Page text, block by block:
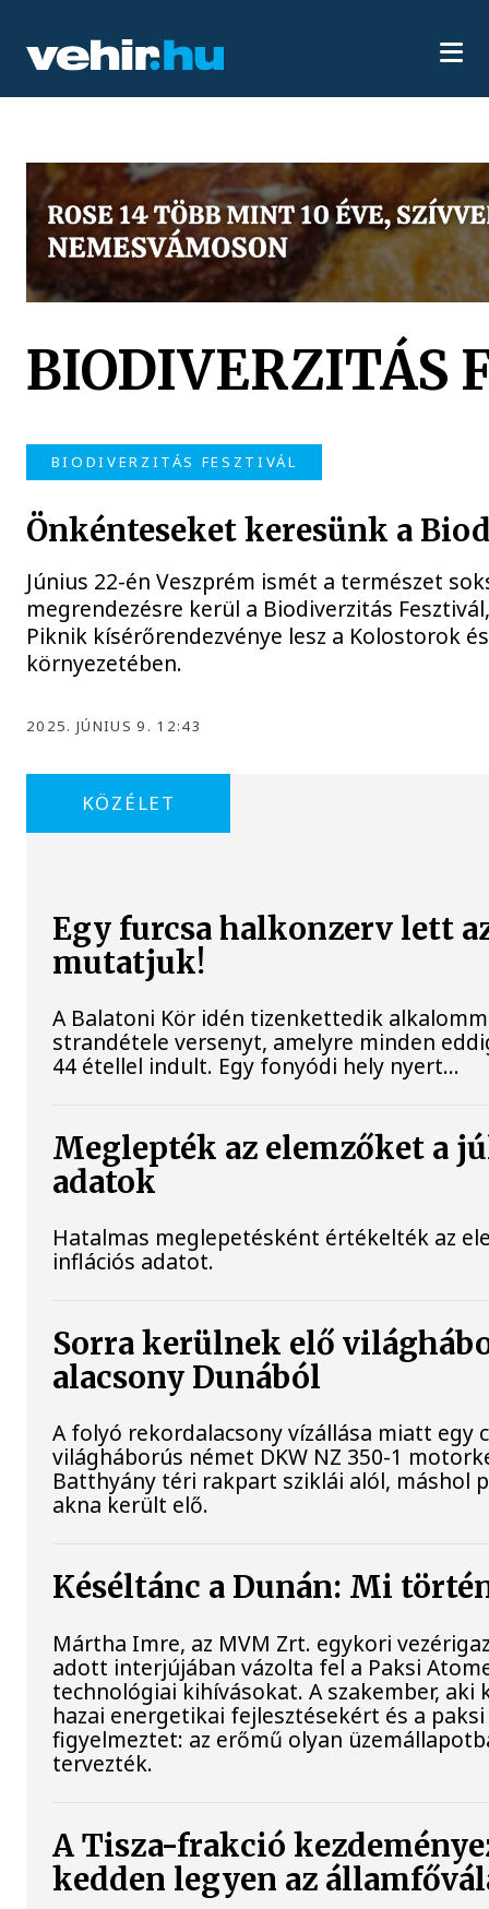
BIODIVERZITÁS
BIODIVERZITÁS FESZTIVÁL
Önkénteseket keresünk a
Június 22-én Veszprém ismét a természet
megrendezésre kerül a Biodiverzitás
Piknik kísérőrendezvénye lesz a Kolostorok
környezetében.
2025. JÚNIUS 9. 12:43
KÖZÉLET
Egy furcsa halkonzerv lett
mutatjuk!
A Balatoni Kör idén tizenkettedik
strandétele versenyt, amelyre minden
44 étellel indult. Egy fonyódi hely nyert...
Meglepték az elemzőket a
adatok
Hatalmas meglepetésként értékelték az
inflációs adatot.
Sorra kerülnek elő
alacsony Dunából
A folyó rekordalacsony vízállása miatt egy
világháborús német DKW NZ 350-1
Batthyány téri rakpart sziklái alól, máshol
akna került elő.
Késéltánc a Dunán: Mi
Mártha Imre, az MVM Zrt. egykori
adott interjújában vázolta fel a Paksi
technológiai kihívásokat. A szakember,
hazai energetikai fejlesztésekért és a
figyelmeztet: az erőmű olyan
tervezték.
A Tisza-frakció
kedden legyen az